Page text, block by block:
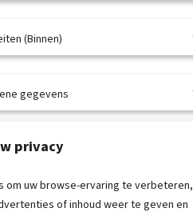
privacy
om uw browse-ervaring te verbeteren,
of inhoud weer te geven en
(Binnen)
gegevens